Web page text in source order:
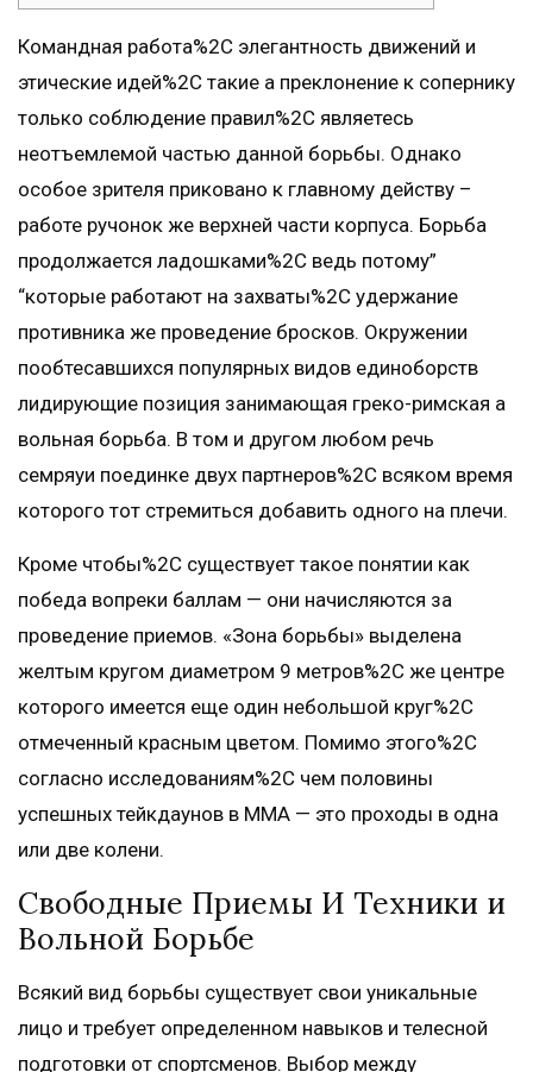
Командная работа%2C элегантность движений и
этические идей%2C такие а преклонение к сопернику
только соблюдение правил%2C являетесь
неотъемлемой частью данной борьбы. Однако
особое зрителя приковано к главному действу –
работе ручонок же верхней части корпуса. Борьба
продолжается ладошками%2C ведь потому”
“которые работают на захваты%2C удержание
противника же проведение бросков. Окружении
пообтесавшихся популярных видов единоборств
лидирующие позиция занимающая греко-римская а
вольная борьба. В том и другом любом речь
семряуи поединке двух партнеров%2C всяком время
которого тот стремиться добавить одного на плечи.
Кроме чтобы%2C существует такое понятии как
победа вопреки баллам — они начисляются за
проведение приемов. «Зона борьбы» выделена
желтым кругом диаметром 9 метров%2C же центре
которого имеется еще один небольшой круг%2C
отмеченный красным цветом. Помимо этого%2C
согласно исследованиям%2C чем половины
успешных тейкдаунов в ММА — это проходы в одна
или две колени.
Свободные Приемы И Техники и
Вольной Борьбе
Всякий вид борьбы существует свои уникальные
лицо и требует определенном навыков и телесной
подготовки от спортсменов. Выбор между